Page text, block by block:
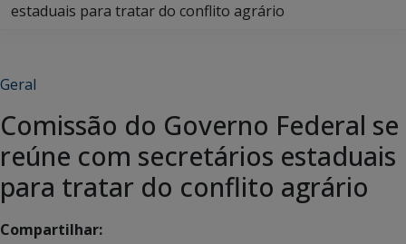
estaduais para tratar do conflito agrário
Geral
Comissão do Governo Federal se
reúne com secretários estaduais
para tratar do conflito agrário
Compartilhar: